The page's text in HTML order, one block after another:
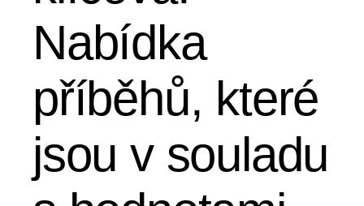
Nabídka
příběhů, které
jsou v souladu